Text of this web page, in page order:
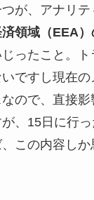
が、アナリテ
済領域（EEA
じったこと。ト
ですし現在
ので、直接影
、15日に行
この内容しか